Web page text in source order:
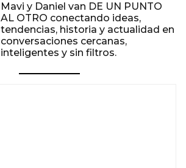
Mavi y Daniel van DE UN PUNTO
AL OTRO conectando ideas,
tendencias, historia y actualidad en
conversaciones cercanas,
inteligentes y sin filtros.